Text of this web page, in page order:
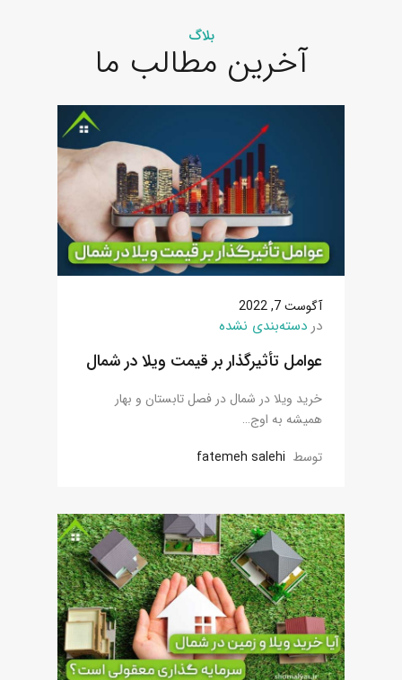
بلاگ
آخرین مطالب ما
آگوست 7, 2022
در دسته‌بندی نشده
عوامل تأثیرگذار بر قیمت ویلا در شمال
خرید ویلا در شمال در فصل تابستان و بهار
همیشه به اوج…
توسط fatemeh salehi